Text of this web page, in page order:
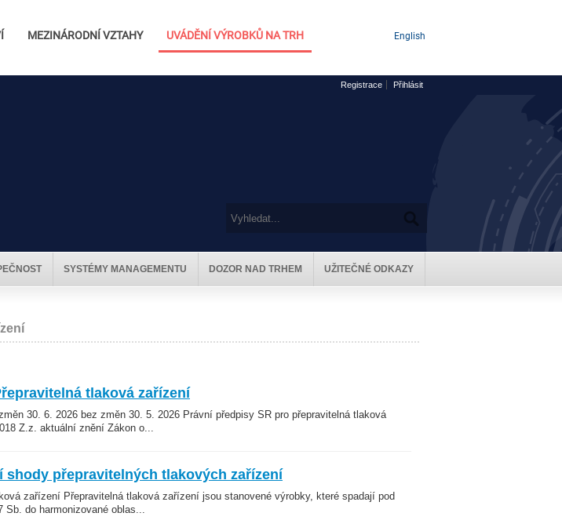
MEZINÁRODNÍ VZTAHY UVÁDĚNÍ VÝROBKŮ NA TRH English
Registrace Přihlásit
SYSTÉMY MANAGEMENTU DOZOR NAD TRHEM UŽITEČNÉ ODKAZY
tlaková zařízení
30. 6. 2026 bez změn 30. 5. 2026 Právní předpisy SR pro přepravitelná tlaková
Z.z. aktuální znění Zákon o...
shody přepravitelných tlakových zařízení
zařízení Přepravitelná tlaková zařízení jsou stanovené výrobky, které spadají pod
Sb. do harmonizované oblas...